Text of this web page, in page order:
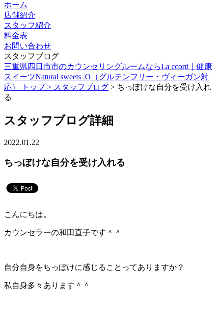
ホーム
店舗紹介
スタッフ紹介
料金表
お問い合わせ
スタッフブログ
三重県四日市市のカウンセリングルームならLa ccord｜健康
スイーツNatural sweets .O（グルテンフリー・ヴィーガン対
応） トップ > スタッフブログ > ちっぽけな自分を受け入れ
る
スタッフブログ詳細
2022.01.22
ちっぽけな自分を受け入れる
こんにちは。
カウンセラーの和田直子です＾＾
自分自身をちっぽけに感じることってありますか？
私自身多々あります＾＾